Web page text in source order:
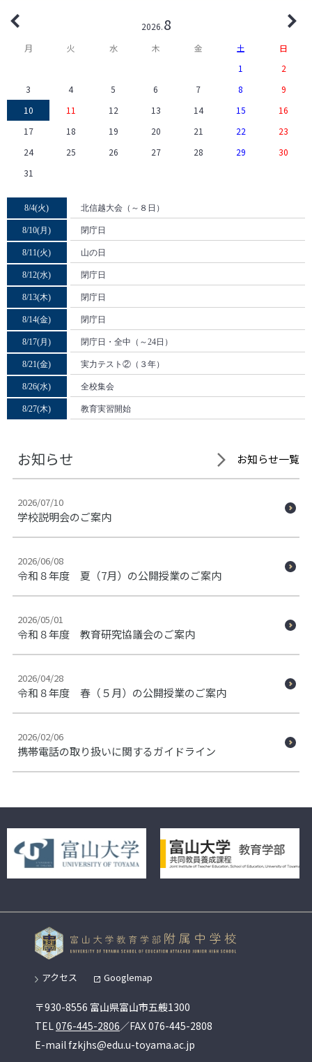
2026 8
月 火 水 木 金 土
日
1
2
3
4 5 6 7 8
9
10
11 12 13 14 15
16
17
18 19 20 21 22
23
24
25 26 27 28 29
30
31
8/4(火) 北信越大会（～８日）
8/10(月) 閉庁日
8/11(火) 山の日
8/12(水) 閉庁日
8/13(木) 閉庁日
8/14(金) 閉庁日
8/17(月) 閉庁日・全中（～24日）
8/21(金) 実力テスト②（３年）
8/26(水) 全校集会
8/27(木) 教育実習開始
お知らせ お知らせ一覧
2026/07/10
学校説明会のご案内
2026/06/08
令和８年度 夏（7月）の公開授業のご案内
2026/05/01
令和８年度 教育研究協議会のご案内
2026/04/28
令和８年度 春（５月）の公開授業のご案内
2026/02/06
携帯電話の取り扱いに関するガイドライン
アクセス Googlemap
〒930-8556 富山県富山市五艘1300
TEL 076-445-2806／FAX 076-445-2808
E-mail fzkjhs@edu.u-toyama.ac.jp